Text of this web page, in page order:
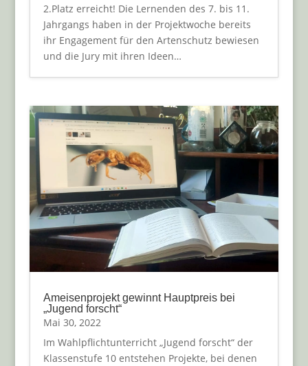
2.Platz erreicht! Die Lernenden des 7. bis 11.
Jahrgangs haben in der Projektwoche bereits
ihr Engagement für den Artenschutz bewiesen
und die Jury mit ihren Ideen…
Ameisenprojekt gewinnt Hauptpreis bei
„Jugend forscht“
Mai 30, 2022
Im Wahlpflichtunterricht „Jugend forscht“ der
Klassenstufe 10 entstehen Projekte, bei denen